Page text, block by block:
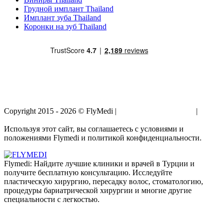
Грудной имплант Thailand
Имплант зуба Thailand
Коронки на зуб Thailand
Copyright 2015 - 2026 © FlyMedi |
|
Используя этот сайт, вы соглашаетесь с условиями и
положениями Flymedi и политикой конфиденциальности.
Flymedi: Найдите лучшие клиники и врачей в Турции и
получите бесплатную консультацию. Исследуйте
пластическую хирургию, пересадку волос, стоматологию,
процедуры бариатрической хирургии и многие другие
специальности с легкостью.